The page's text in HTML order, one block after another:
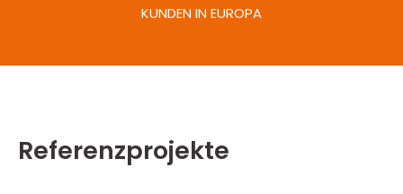
KUNDEN IN EUROPA
Referenzprojekte